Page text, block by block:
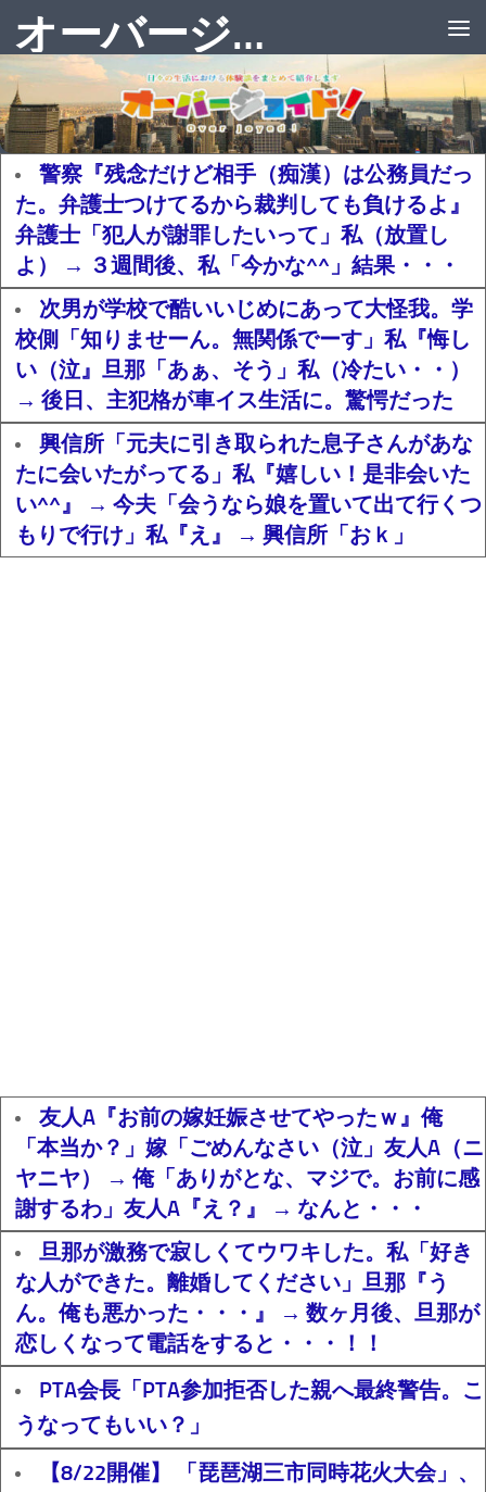
オーバージョイド！
警察『残念だけど相手（痴漢）は公務員だっ
た。弁護士つけてるから裁判しても負けるよ』
弁護士「犯人が謝罪したいって」私（放置し
よ） → ３週間後、私「今かな^^」結果・・・
次男が学校で酷いいじめにあって大怪我。学
校側「知りませーん。無関係でーす」私『悔し
い（泣』旦那「あぁ、そう」私（冷たい・・）
→ 後日、主犯格が車イス生活に。驚愕だった
興信所「元夫に引き取られた息子さんがあな
たに会いたがってる」私『嬉しい！是非会いた
い^^』 → 今夫「会うなら娘を置いて出て行くつ
もりで行け」私『え』 → 興信所「おｋ」
友人A『お前の嫁妊娠させてやったｗ』俺
「本当か？」嫁「ごめんなさい（泣」友人A（ニ
ヤニヤ） → 俺「ありがとな、マジで。お前に感
謝するわ」友人A『え？』 → なんと・・・
旦那が激務で寂しくてウワキした。私「好き
な人ができた。離婚してください」旦那『う
ん。俺も悪かった・・・』 → 数ヶ月後、旦那が
恋しくなって電話をすると・・・！！
PTA会長「PTA参加拒否した親へ最終警告。こ
うなってもいい？」
【8/22開催】 「琵琶湖三市同時花火大会」、